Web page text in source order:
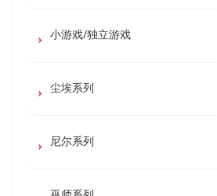
小游戏/独立游戏
尘埃系列
尼尔系列